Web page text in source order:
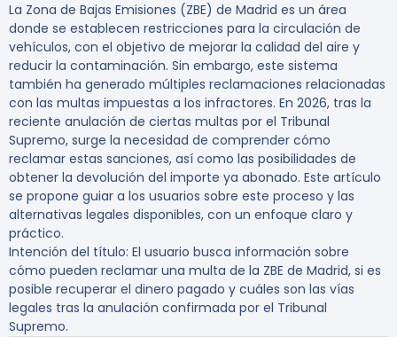
La Zona de Bajas Emisiones (ZBE) de Madrid es un área
donde se establecen restricciones para la circulación de
vehículos, con el objetivo de mejorar la calidad del aire y
reducir la contaminación. Sin embargo, este sistema
también ha generado múltiples reclamaciones relacionadas
con las multas impuestas a los infractores. En 2026, tras la
reciente anulación de ciertas multas por el Tribunal
Supremo, surge la necesidad de comprender cómo
reclamar estas sanciones, así como las posibilidades de
obtener la devolución del importe ya abonado. Este artículo
se propone guiar a los usuarios sobre este proceso y las
alternativas legales disponibles, con un enfoque claro y
práctico.
Intención del título: El usuario busca información sobre
cómo pueden reclamar una multa de la ZBE de Madrid, si es
posible recuperar el dinero pagado y cuáles son las vías
legales tras la anulación confirmada por el Tribunal
Supremo.